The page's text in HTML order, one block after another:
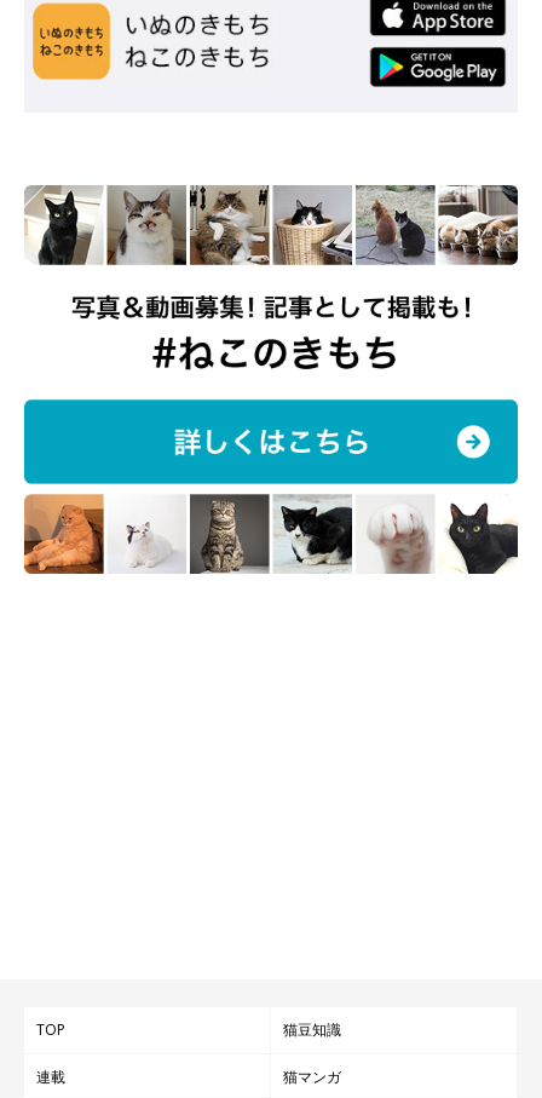
⑥猫のそばでアロマオイルを使用する
getty
アロマオイルも、猫にとっては有害な場合があります。ニオイが
ず成分を確認して、極力
猫用のものなどを使用する
ょう。
TOP 猫豆知識
連載 猫マンガ